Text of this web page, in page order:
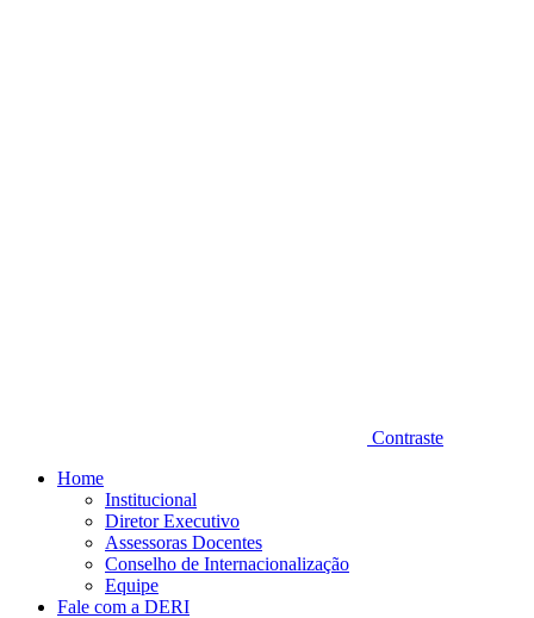
Contraste
Home
Institucional
Diretor Executivo
Assessoras Docentes
Conselho de Internacionalização
Equipe
Fale com a DERI